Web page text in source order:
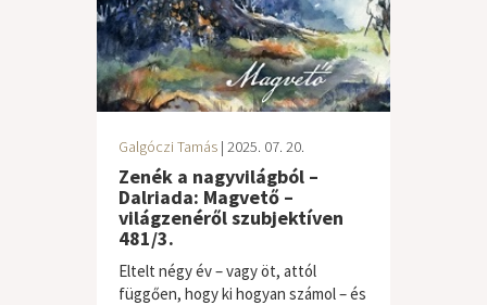
Galgóczi Tamás | 2025. 07. 20.
Zenék a nagyvilágból –
Dalriada: Magvető –
világzenéről szubjektíven
481/3.
Eltelt négy év – vagy öt, attól
függően, hogy ki hogyan számol – és